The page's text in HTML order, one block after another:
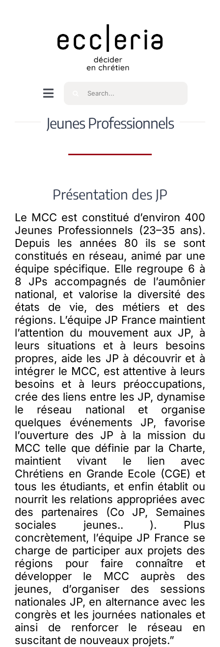
Navigation
bascule
Accueil
Qui sommes nous ?
Intéressés
Spiritualité
Membres
L’actu
Nous soutenir
La revue Responsables
Rechercher
Jeunes Professionnels
Présentation des JP
Le MCC est constitué d’environ 400
Jeunes Professionnels (23–35 ans).
Depuis les années 80 ils se sont
constitués en réseau, animé par une
équipe spécifique. Elle regroupe 6 à
8 JPs accompagnés de l’aumônier
national, et valorise la diversité des
états de vie, des métiers et des
régions. L’équipe JP France maintient
l’attention du mouvement aux JP, à
leurs situations et à leurs besoins
propres, aide les JP à découvrir et à
intégrer le MCC, est attentive à leurs
besoins et à leurs préoccupations,
crée des liens entre les JP, dynamise
le réseau national et organise
quelques événements JP, favorise
l’ouverture des JP à la mission du
MCC telle que définie par la Charte,
maintient vivant le lien avec
Chrétiens en Grande Ecole (CGE) et
tous les étudiants, et enfin établit ou
nourrit les relations appropriées avec
des partenaires (Co JP, Semaines
sociales jeunes.. ). Plus
concrètement, l’équipe JP France se
charge de participer aux projets des
régions pour faire connaître et
développer le MCC auprès des
jeunes, d’organiser des sessions
nationales JP, en alternance avec les
congrès et les journées nationales et
ainsi de renforcer le réseau en
suscitant de nouveaux projets.”